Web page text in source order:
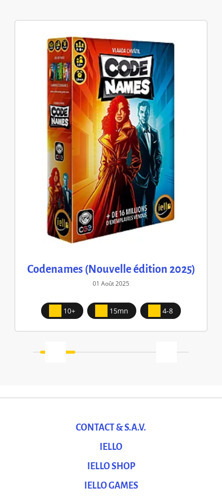
Codenames (Nouvelle édition 2025)
01 Août 2025
10+ 15mn 4-8
CONTACT & S.A.V.
IELLO
IELLO SHOP
IELLO GAMES